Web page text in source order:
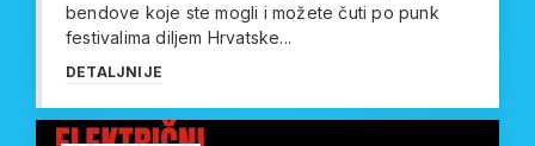
bendove koje ste mogli i možete čuti po punk
festivalima diljem Hrvatske...
DETALJNIJE